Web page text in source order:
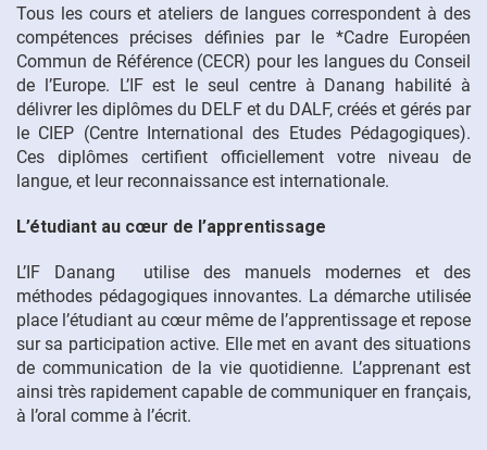
Tous les cours et ateliers de langues correspondent à des
compétences précises définies par le *Cadre Européen
Commun de Référence (CECR) pour les langues du Conseil
de l’Europe. L’IF est le seul centre à Danang habilité à
délivrer les diplômes du DELF et du DALF, créés et gérés par
le CIEP (Centre International des Etudes Pédagogiques).
Ces diplômes certifient officiellement votre niveau de
langue, et leur reconnaissance est internationale.
L’étudiant au cœur de l’apprentissage
L’IF Danang utilise des manuels modernes et des
méthodes pédagogiques innovantes. La démarche utilisée
place l’étudiant au cœur même de l’apprentissage et repose
sur sa participation active. Elle met en avant des situations
de communication de la vie quotidienne. L’apprenant est
ainsi très rapidement capable de communiquer en français,
à l’oral comme à l’écrit.